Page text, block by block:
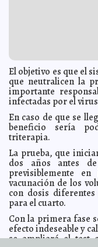
Bailando
Mauricio
2013-01-31 07:30:37 PAN
A7
2013-01-31 07:27:37 Extienden
pescadores A7
2013-01-31 07:22:07 Planean
2013-01-31 07:18:31 UADY
Monforte
2013-01-31 07:13:55 Capacitan
2013-01-31 07:12:05 Javier
laboral A7
2013-01-31 07:09:29 Estrella
2013-01-31 07:07:29 Ataque
2013-01-31 07:05:40 Senador
caribeñas Mari Tere
El objetivo es que el
que neutralicen la
importante
infectadas por el
En caso de que se
beneficio sería
triterapia.
La prueba, que
dos años antes
previsiblemente
vacunación de los
con dosis
para el cuarto.
Con la primera fase
efecto indeseable y
se ampliará el test